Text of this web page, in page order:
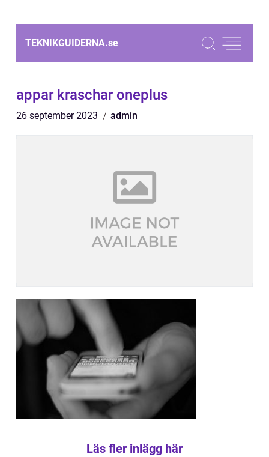
TEKNIKGUIDERNA.se
appar kraschar oneplus
26 september 2023 admin
Läs fler inlägg här